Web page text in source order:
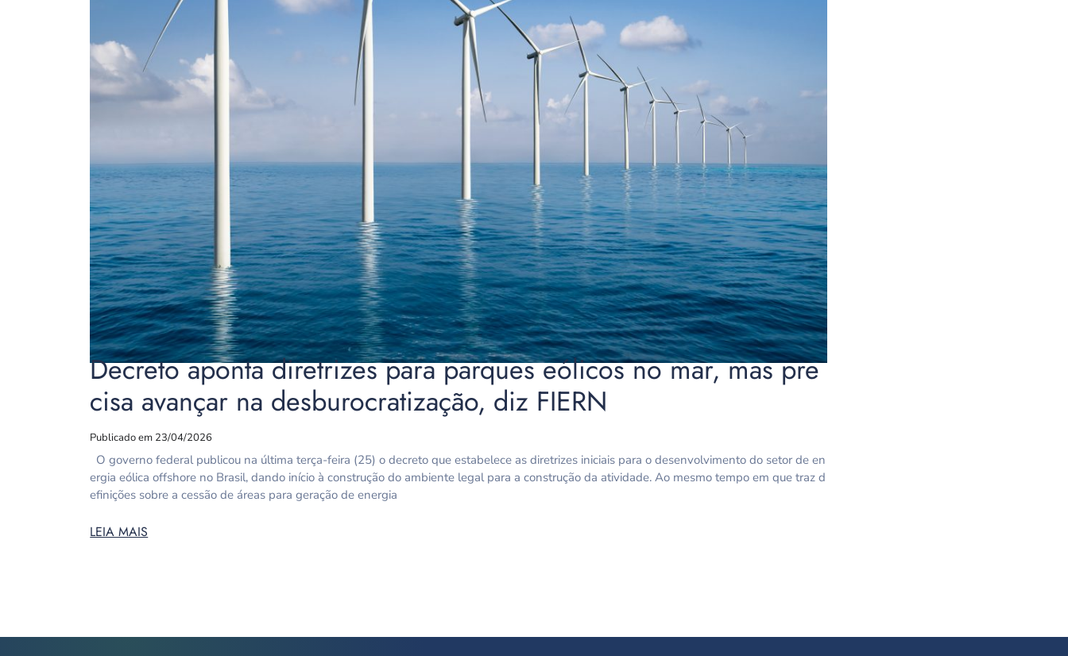
Decreto aponta diretrizes para parques eólicos no mar, mas pre
cisa avançar na desburocratização, diz FIERN
Publicado em 23/04/2026
O governo federal publicou na última terça-feira (25) o decreto que estabelece as diretrizes iniciais para o desenvolvimento do setor de en
ergia eólica offshore no Brasil, dando início à construção do ambiente legal para a construção da atividade. Ao mesmo tempo em que traz d
efinições sobre a cessão de áreas para geração de energia
LEIA MAIS